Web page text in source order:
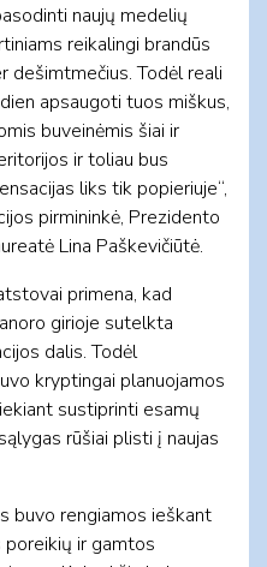
naujų medelių
reikalingi brandūs
dešimtmečius. Todėl reali
apsaugoti tuos miškus,
buveinėmis šiai ir
ir toliau bus
liks tik popieriuje“,
pirmininkė, Prezidento
Lina Paškevičiūtė.
primena, kad
girioje sutelkta
dalis. Todėl
kryptingai planuojamos
sustiprinti esamų
rūšiai plisti į naujas
buvo rengiamos ieškant
ir gamtos